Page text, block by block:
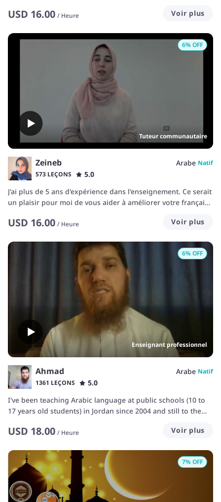
for the comfort of the students , also to make them
USD 16.00 / Heure Voir plus
Tuteur communautaire
6% OFF
Zeineb Arabe Natif
573 LEÇONS
5.0
J'ai plus de 5 ans d'expérience dans l'enseignement. Ce serait
un plaisir pour moi de vous aider à améliorer votre français.
besoins.
USD 16.00 / Heure Voir plus
Enseignant professionnel
6% OFF
Ahmad Arabe Natif
1361 LEÇONS
5.0
I've been teaching Arabic language at public schools (10 to
17 years old students) in Jordan since 2004 and still to the
offline since 2012. In 2014 I worked with one of the leading
USD 18.00 / Heure Voir plus
7% OFF